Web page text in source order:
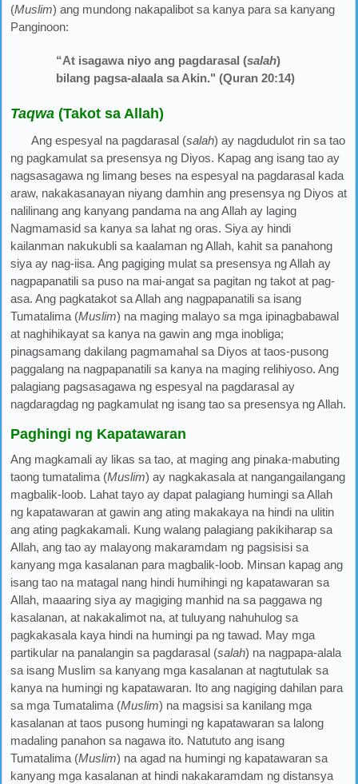
(Muslim) ang mundong nakapalibot sa kanya para sa kanyang
Panginoon:
“At isagawa niyo ang pagdarasal (salah)
bilang pagsa-alaala sa Akin." (Quran 20:14)
Taqwa (Takot sa Allah)
Ang espesyal na pagdarasal (salah) ay nagdudulot rin sa tao
ng pagkamulat sa presensya ng Diyos. Kapag ang isang tao ay
nagsasagawa ng limang beses na espesyal na pagdarasal kada
araw, nakakasanayan niyang damhin ang presensya ng Diyos at
nalilinang ang kanyang pandama na ang Allah ay laging
Nagmamasid sa kanya sa lahat ng oras. Siya ay hindi
kailanman nakukubli sa kaalaman ng Allah, kahit sa panahong
siya ay nag-iisa. Ang pagiging mulat sa presensya ng Allah ay
nagpapanatili sa puso na mai-angat sa pagitan ng takot at pag-
asa. Ang pagkatakot sa Allah ang nagpapanatili sa isang
Tumatalima (Muslim) na maging malayo sa mga ipinagbabawal
at naghihikayat sa kanya na gawin ang mga inobliga;
pinagsamang dakilang pagmamahal sa Diyos at taos-pusong
paggalang na nagpapanatili sa kanya na maging relihiyoso. Ang
palagiang pagsasagawa ng espesyal na pagdarasal ay
nagdaragdag ng pagkamulat ng isang tao sa presensya ng Allah.
Paghingi ng Kapatawaran
Ang magkamali ay likas sa tao, at maging ang pinaka-mabuting
taong tumatalima (Muslim) ay nagkakasala at nangangailangang
magbalik-loob. Lahat tayo ay dapat palagiang humingi sa Allah
ng kapatawaran at gawin ang ating makakaya na hindi na ulitin
ang ating pagkakamali. Kung walang palagiang pakikiharap sa
Allah, ang tao ay malayong makaramdam ng pagsisisi sa
kanyang mga kasalanan para magbalik-loob. Minsan kapag ang
isang tao na matagal nang hindi humihingi ng kapatawaran sa
Allah, maaaring siya ay magiging manhid na sa paggawa ng
kasalanan, at nakakalimot na, at tuluyang nahuhulog sa
pagkakasala kaya hindi na humingi pa ng tawad. May mga
partikular na panalangin sa pagdarasal (salah) na nagpapa-alala
sa isang Muslim sa kanyang mga kasalanan at nagtutulak sa
kanya na humingi ng kapatawaran. Ito ang nagiging dahilan para
sa mga Tumatalima (Muslim) na magsisi sa kanilang mga
kasalanan at taos pusong humingi ng kapatawaran sa lalong
madaling panahon sa nagawa ito. Natututo ang isang
Tumatalima (Muslim) na agad na humingi ng kapatawaran sa
kanyang mga kasalanan at hindi nakakaramdam ng distansya